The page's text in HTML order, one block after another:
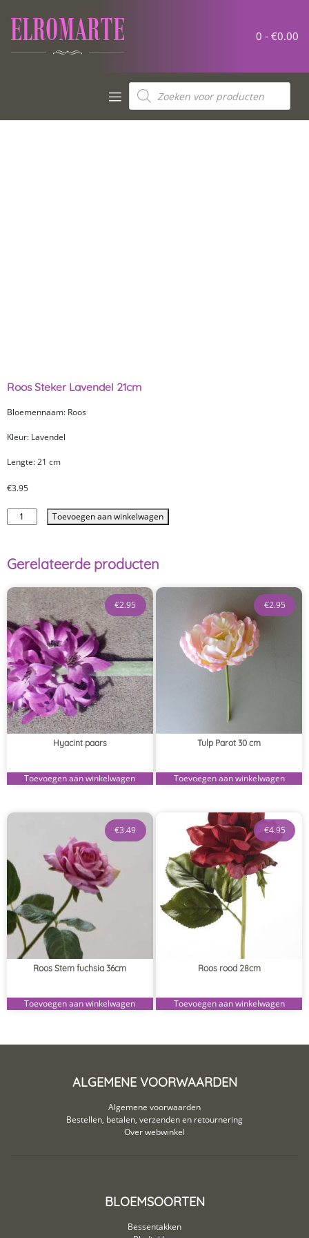
0 - €0.00
Roos Steker Lavendel 21cm
Bloemennaam: Roos
Kleur: Lavendel
Lengte: 21 cm
€3.95
Toevoegen aan winkelwagen
Gerelateerde producten
Hyacint paars
€2.95
Toevoegen aan winkelwagen
Tulp Parot 30 cm
€2.95
Toevoegen aan winkelwagen
Roos Stem fuchsia 36cm
€3.49
Toevoegen aan winkelwagen
Roos rood 28cm
€4.95
Toevoegen aan winkelwagen
ALGEMENE VOORWAARDEN
Algemene voorwaarden
Bestellen, betalen, verzenden en retournering
Over webwinkel
BLOEMSOORTEN
Bessentakken